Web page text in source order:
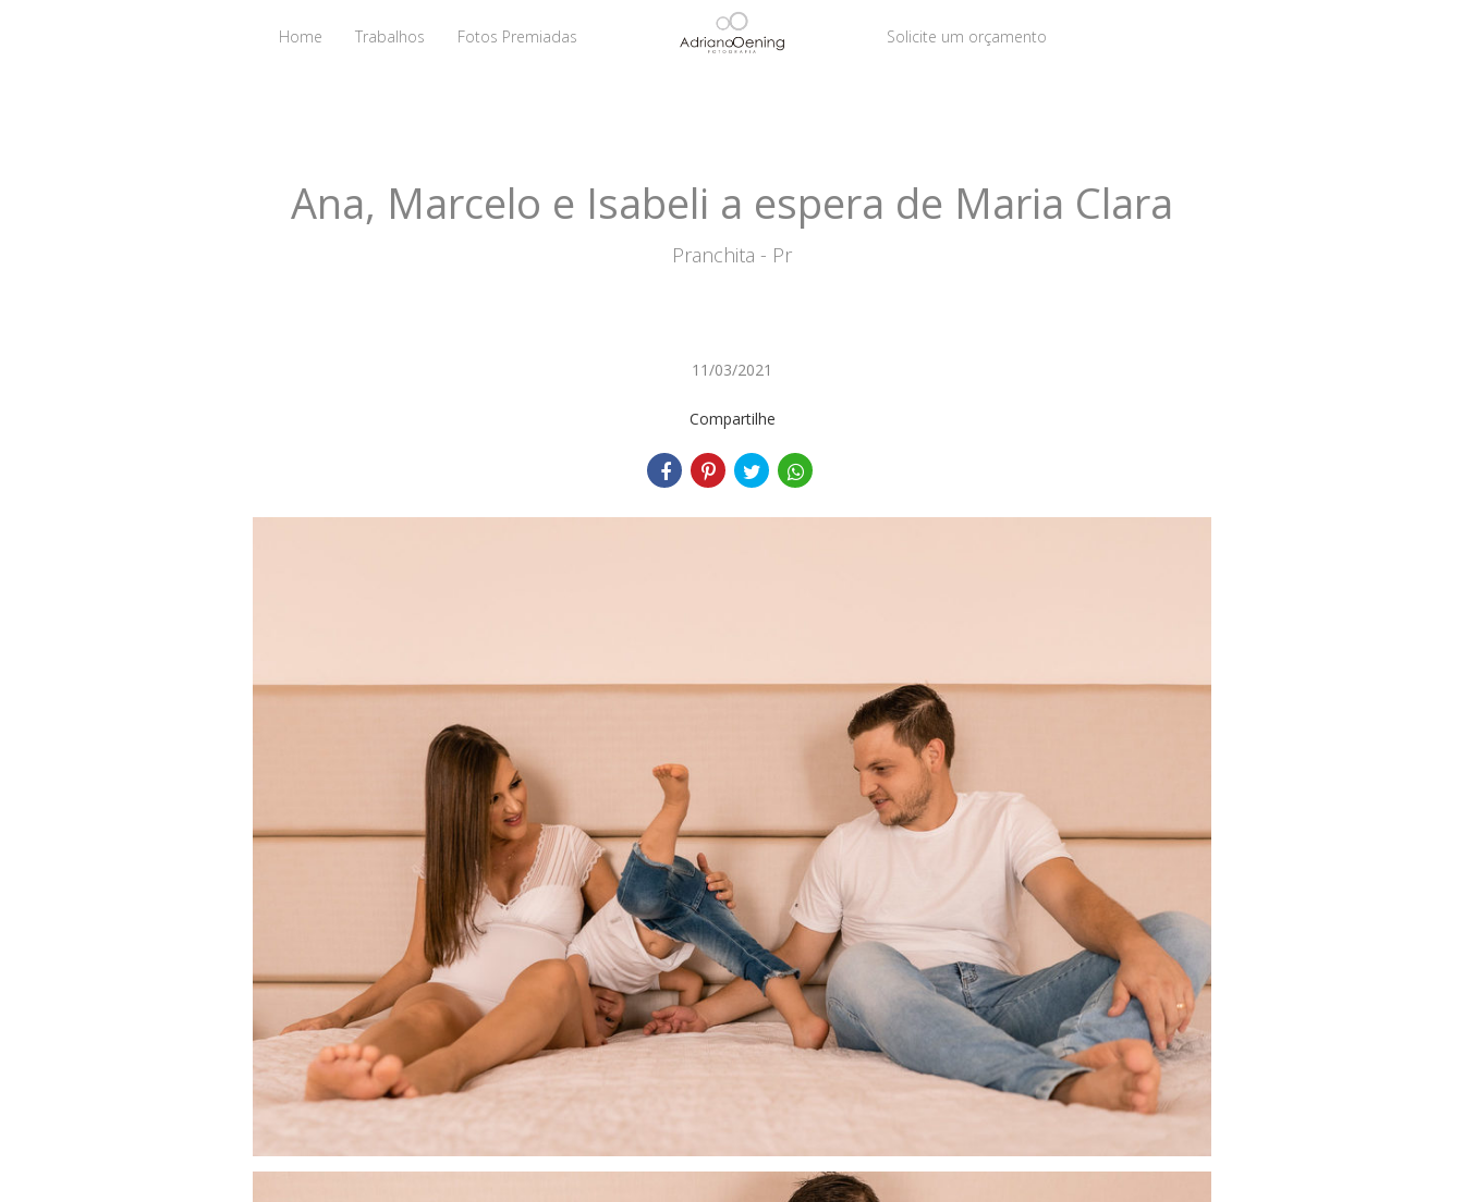
Home Trabalhos Fotos Premiadas Solicite um orçamento
Ana, Marcelo e Isabeli a espera de Maria Clara
Pranchita - Pr
11/03/2021
Compartilhe